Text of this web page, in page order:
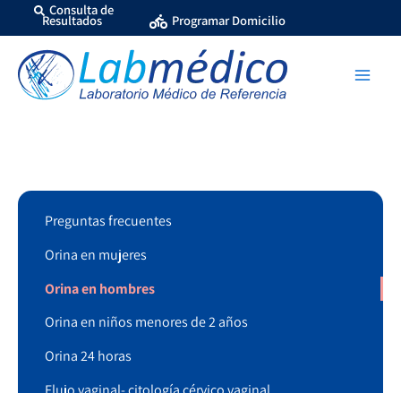
al
contenido
Consulta de
Resultados Programar Domicilio
Preguntas frecuentes
Orina en mujeres
Orina en hombres
Orina en niños menores de 2 años
Orina 24 horas